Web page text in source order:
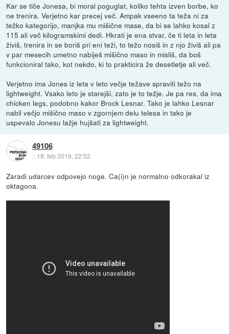
Kar se tiče Jonesa, bi moral poguglat, koliko tehta izven borbe, ko
ne trenira. Verjetno kar precej več. Ampak vseeno ta teža ni za
težko kategorijo, manjka mu mišične mase, da bi se lahko kosal z
115 ali več kilogramskimi dedi. Hkrati je ena stvar, če ti leta in leta
živiš, trenira in se boriš pri eni teži, to težo nosiš in z njo živiš ali pa
v par mesecih umetno nabiješ mišično maso in misliš, da boš
funkcioniral tako, kot nekdo, ki to prakticira že desetletje ali več.
Verjetno ima Jones iz leta v leto večje težave spraviti težo na
lightweight. Vsako leto je starejši, zato je to težje. Je pa res, da ima
chicken legs, podobno kakor Brock Lesnar. Tako je lahko Lesnar
nabil večjo mišično maso v zgornjem delu telesa in tako je
uspevalo Jonesu lažje hujšati za lightweight.
49106
:: 18. feb 2019, 22:52
Zaradi udarcev odpovejo noge. Ca(i)n je normalno odkorakal iz
oktagona.